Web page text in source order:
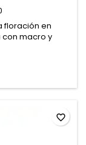
floración en
macro y
soluble en
floración de alta
Coco Bloom B.
favorite_border